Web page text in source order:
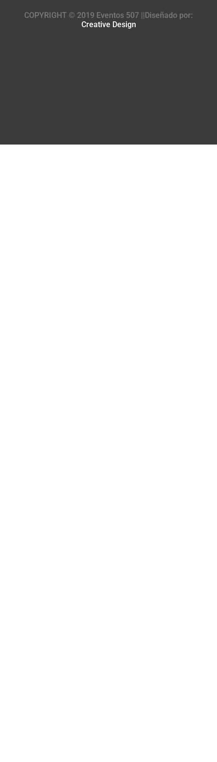
COPYRIGHT © 2019 Eventos 507 ||Diseñado por:
Creative Design